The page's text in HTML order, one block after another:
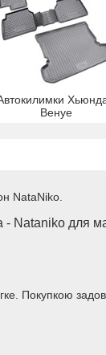
Венуе
NataNiko.
- Nataniko для
Покупкою